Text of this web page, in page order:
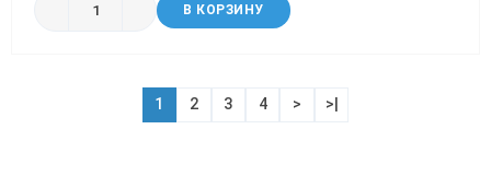
В КОРЗИНУ
1 2 3 4 > >|